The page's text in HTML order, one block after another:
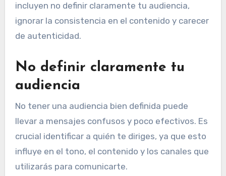
incluyen no definir claramente tu audiencia,
ignorar la consistencia en el contenido y carecer
de autenticidad.
No definir claramente tu
audiencia
No tener una audiencia bien definida puede
llevar a mensajes confusos y poco efectivos. Es
crucial identificar a quién te diriges, ya que esto
influye en el tono, el contenido y los canales que
utilizarás para comunicarte.